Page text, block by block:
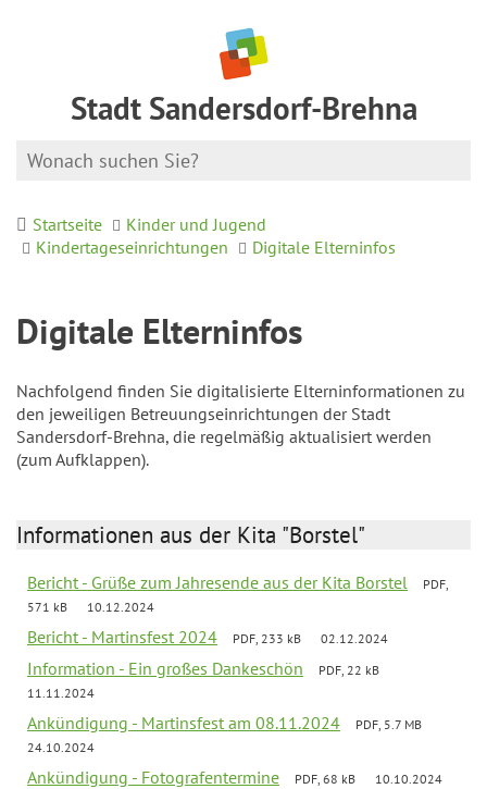
Stadt Sandersdorf-Brehna
Startseite
Kinder und Jugend
Kindertageseinrichtungen
Digitale Elterninfos
Digitale Elterninfos
Nachfolgend finden Sie digitalisierte Elterninformationen zu
den jeweiligen Betreuungseinrichtungen der Stadt
Sandersdorf-Brehna, die regelmäßig aktualisiert werden
(zum Aufklappen).
Informationen aus der Kita "Borstel"
Bericht - Grüße zum Jahresende aus der Kita Borstel
PDF,
571 kB
10.12.2024
Bericht - Martinsfest 2024 PDF, 233 kB 02.12.2024
Information - Ein großes Dankeschön
PDF, 22 kB
11.11.2024
Ankündigung - Martinsfest am 08.11.2024
PDF, 5.7 MB
24.10.2024
Ankündigung - Fotografentermine PDF, 68 kB 10.10.2024